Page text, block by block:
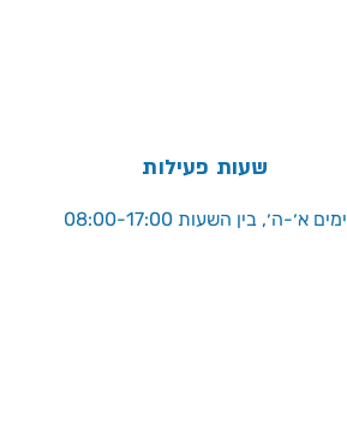
שעות פעילות
ימים א׳-ה׳, בין השעות 08:00-17:00